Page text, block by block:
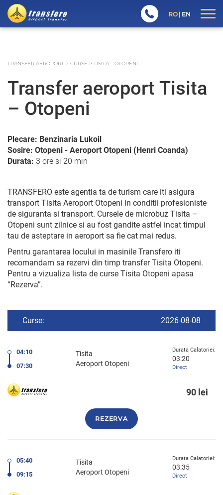
RO EN
TRANSFER AEROPORT > CURSE > TISITA – OTOPENI
Transfer aeroport Tisita
– Otopeni
Plecare: Benzinaria Lukoil
Sosire: Otopeni - Aeroport Otopeni (Henri Coanda)
Durata: 3 ore si 20 min
TRANSFERO este agentia ta de turism care iti asigura
transport Tisita Aeroport Otopeni in conditii profesioniste
de siguranta si transport. Cursele de microbuz Tisita –
Otopeni sunt zilnice si au fost gandite astfel incat timpul
tau de asteptare in aeroport sa fie cat mai redus.
Pentru garantarea locului in masinile Transfero iti
recomandam sa rezervi din timp transfer Tisita Otopeni.
Pentru a vizualiza lista de curse Tisita Otopeni apasa
“Rezerva”.
Curse: 2026-08-08
04:10
07:30
Tisita
Aeroport Otopeni
Durata Calatoriei:
03:20
Direct
90 lei
REZERVA
05:40
09:15
Tisita
Aeroport Otopeni
Durata Calatoriei:
03:35
Direct